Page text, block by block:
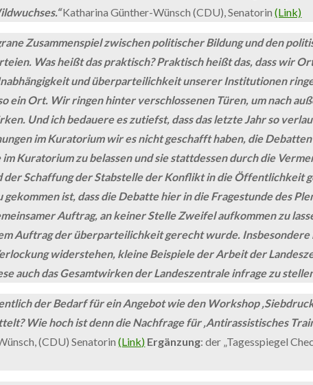
Katharina Günther-Wünsch (CDU), Senatorin(Link)
Zusammenspiel zwischen politischer Bildung und den
Was heißt das praktisch? Praktisch heißt das, dass wir
und überparteilichkeit unserer Institutionen
ein Ort. Wir ringen hinter verschlossenen Türen, um nach
Und ich bedauere es zutiefst, dass das letzte Jahr so
im Kuratorium wir es nicht geschafft haben, die
Kuratorium zu belassen und sie stattdessen durch die
der Schaffung der Stabstelle der Konflikt in die Öffentlichkeit
gekommen ist, dass die Debatte hier in die Fragestunde des
Auftrag, an keiner Stelle Zweifel aufkommen zu
Auftrag der überparteilichkeit gerecht wurde. Insbesondere
widerstehen, kleine Beispiele der Arbeit der
auch das Gesamtwirken der Landeszentrale infrage zu
der Bedarf für ein Angebot wie den Workshop
Wie hoch ist denn die Nachfrage für ‚Antirassistisches
(CDU) Senatorin(Link) Ergänzung: der „Tagesspiegel